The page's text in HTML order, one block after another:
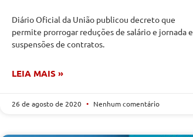
Diário Oficial da União publicou decreto que
permite prorrogar reduções de salário e jornada e
suspensões de contratos.
LEIA MAIS »
26 de agosto de 2020 Nenhum comentário